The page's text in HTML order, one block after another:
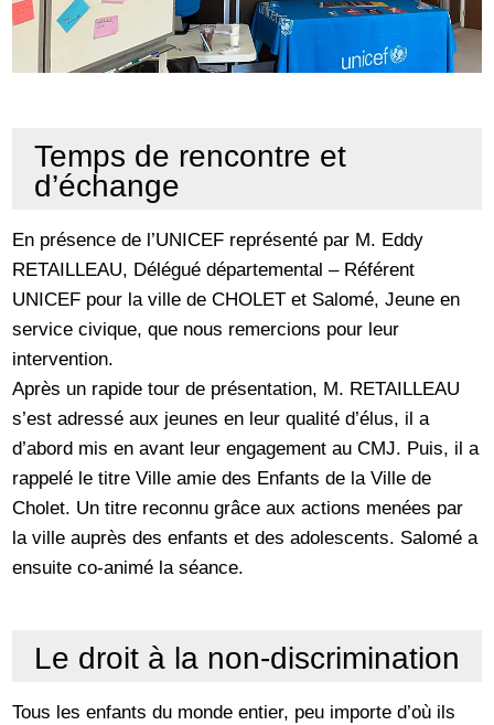
Temps de rencontre et
d’échange
En présence de l’UNICEF représenté par M. Eddy
RETAILLEAU, Délégué départemental – Référent
UNICEF pour la ville de CHOLET et Salomé, Jeune en
service civique, que nous remercions pour leur
intervention.
Après un rapide tour de présentation, M. RETAILLEAU
s’est adressé aux jeunes en leur qualité d’élus, il a
d’abord mis en avant leur engagement au CMJ. Puis, il a
rappelé le titre Ville amie des Enfants de la Ville de
Cholet. Un titre reconnu grâce aux actions menées par
la ville auprès des enfants et des adolescents. Salomé a
ensuite co-animé la séance.
Le droit à la non-discrimination
Tous les enfants du monde entier, peu importe d’où ils